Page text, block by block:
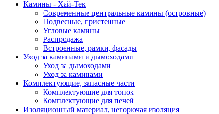
Камины - Хай-Тек
Современные центральные камины (островные)
Подвесные, пристенные
Угловые камины
Распродажа
Встроенные, рамки, фасады
Уход за каминами и дымоходами
Уход за дымоходами
Уход за каминами
Комплектующие, запасные части
Комплектующие для топок
Комплектующие для печей
Изоляционный материал, негорючая изоляция